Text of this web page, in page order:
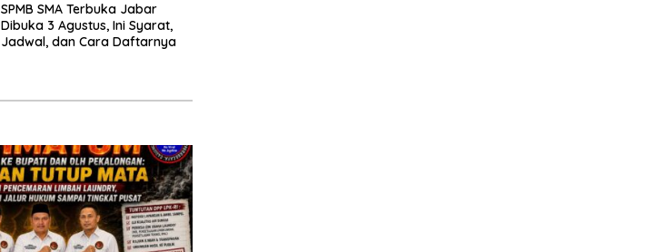
SPMB SMA Terbuka Jabar
Dibuka 3 Agustus, Ini Syarat,
Jadwal, dan Cara Daftarnya